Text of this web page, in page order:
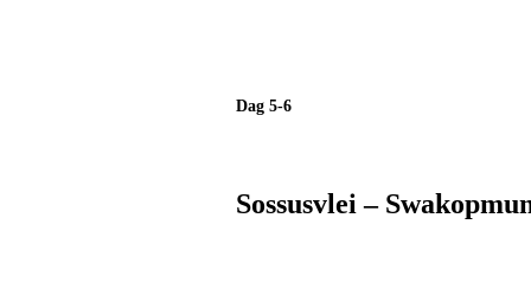
Dag 5-6
Sossusvlei –